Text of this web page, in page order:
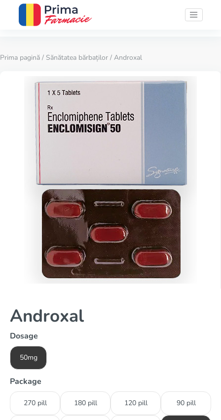
Prima pagină / Sănătatea bărbaților / Androxal
Androxal
Dosage
50mg
Package
270 pill 180 pill 120 pill 90 pill